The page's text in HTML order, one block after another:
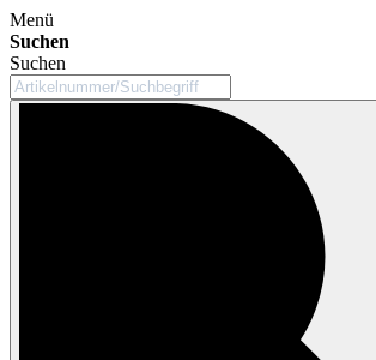
Menü
Suchen
Suchen